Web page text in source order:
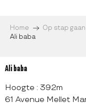
Home Op stap gaan
Ali baba
Ali baba
Hoogte : 392m
61 Avenue Mellet